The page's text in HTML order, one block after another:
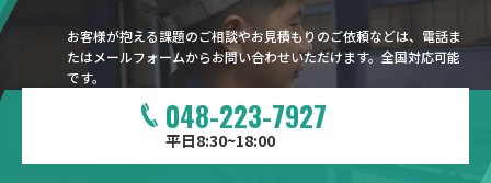
お客様が抱える課題のご相談やお見積もりのご依頼などは、電話ま
たはメールフォームからお問い合わせいただけます。全国対応可能
です。
048-223-7927
平日8:30~18:00